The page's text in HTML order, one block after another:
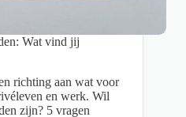
Wat vind jij
richting aan wat voor
en werk. Wil
zijn? 5 vragen